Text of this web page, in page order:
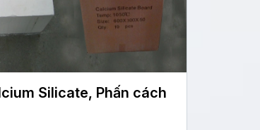
Silicate, Phấn cách